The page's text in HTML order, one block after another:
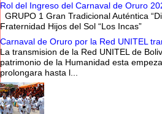
Rol del Ingreso del Carnaval de Oruro
GRUPO 1 Gran Tradicional Auténtica
Fraternidad Hijos del Sol
Carnaval de Oruro por la Red UNITEL
La transmision de la Red UNITEL de
patrimonio de la Humanidad esta
prolongara hasta l...